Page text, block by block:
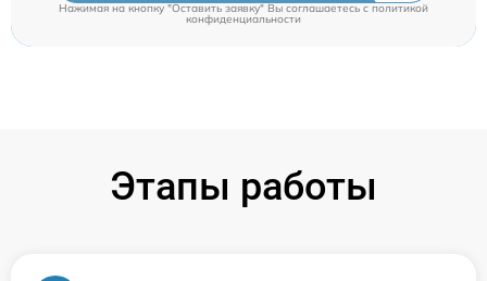
Нажимая на кнопку "Оставить заявку" Вы соглашаетесь c политикой
конфиденциальности
Этапы работы